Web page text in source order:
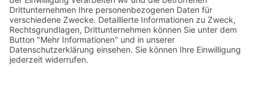
In unserem umfassenden Branchenportal finden
Sie nicht nur alle Informationen rund um
zuverlässige Abschleppdienste, sondern auch
detaillierte Einblicke in erstklassige Hotels. Wir
bieten Ihnen eine vielseitige Plattform, um sowohl